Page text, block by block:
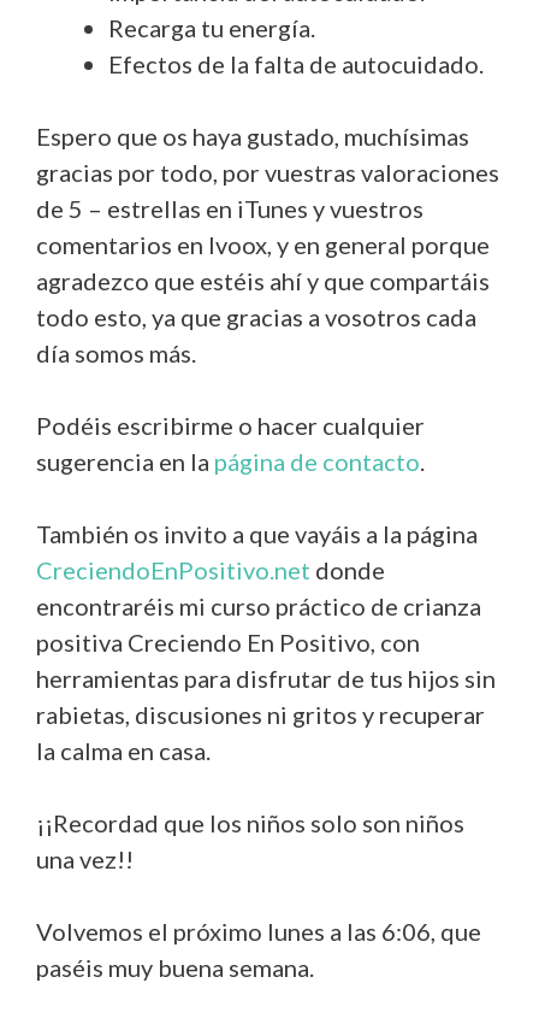
Recarga tu energía.
Efectos de la falta de autocuidado.
Espero que os haya gustado, muchísimas
gracias por todo, por vuestras valoraciones
de 5 – estrellas en iTunes y vuestros
comentarios en Ivoox, y en general porque
agradezco que estéis ahí y que compartáis
todo esto, ya que gracias a vosotros cada
día somos más.
Podéis escribirme o hacer cualquier
sugerencia en la página de contacto.
También os invito a que vayáis a la página
CreciendoEnPositivo.net donde
encontraréis mi curso práctico de crianza
positiva Creciendo En Positivo, con
herramientas para disfrutar de tus hijos sin
rabietas, discusiones ni gritos y recuperar
la calma en casa.
¡¡Recordad que los niños solo son niños
una vez!!
Volvemos el próximo lunes a las 6:06, que
paséis muy buena semana.